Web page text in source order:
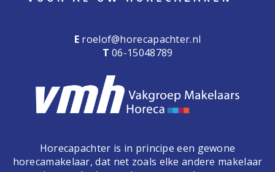
E roelof@horecapachter.nl
T 06-15048789
Horecapachter is in principe een gewone
horecamakelaar, dat net zoals elke andere makelaar